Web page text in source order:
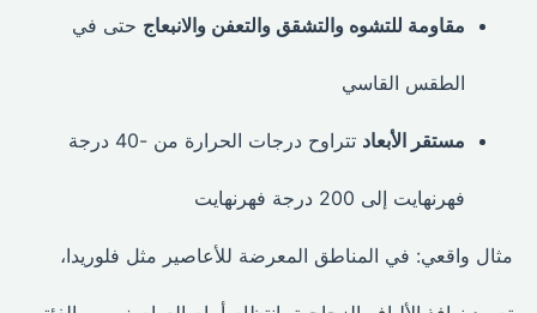
مقاومة للتشوه والتشقق والتعفن والانبعاجحتى في
الطقس القاسي
مستقر الأبعاد تتراوح درجات الحرارة من -40 درجة
فهرنهايت إلى 200 درجة فهرنهايت
مثال واقعي: في المناطق المعرضة للأعاصير مثل فلوريدا،